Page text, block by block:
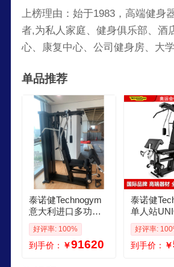
上榜理由：始于1983，高端健身
者,为私人家庭、健身俱乐部、酒
心、康复中心、公司健身房、大
的认可，2008年北京奥运会和残
商。
单品推荐
泰诺健Technogym
意大利进口多功能
综合力量训练器UNI
CA 泰诺健综合力量
训练器UNICA
好评率: 100%
到手价： ￥91620
泰诺健
单人站
利原装进
综合训练
好评率:
到手价： ￥